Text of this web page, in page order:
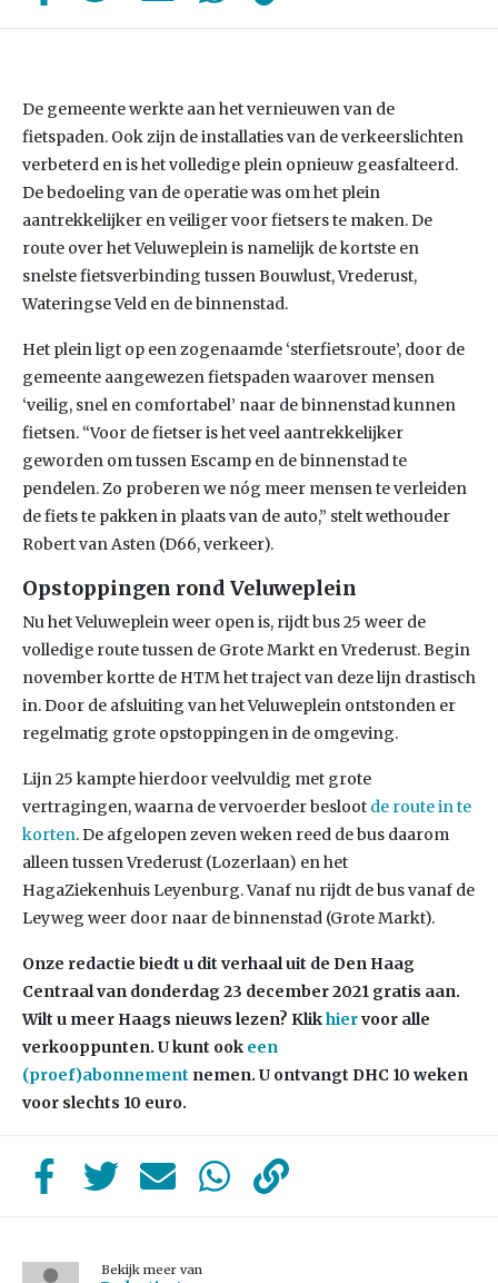
De gemeente werkte aan het vernieuwen van de
fietspaden. Ook zijn de installaties van de verkeerslichten
verbeterd en is het volledige plein opnieuw geasfalteerd.
De bedoeling van de operatie was om het plein
aantrekkelijker en veiliger voor fietsers te maken. De
route over het Veluweplein is namelijk de kortste en
snelste fietsverbinding tussen Bouwlust, Vrederust,
Wateringse Veld en de binnenstad.
Het plein ligt op een zogenaamde ‘sterfietsroute’, door de
gemeente aangewezen fietspaden waarover mensen
‘veilig, snel en comfortabel’ naar de binnenstad kunnen
fietsen. “Voor de fietser is het veel aantrekkelijker
geworden om tussen Escamp en de binnenstad te
pendelen. Zo proberen we nóg meer mensen te verleiden
de fiets te pakken in plaats van de auto,” stelt wethouder
Robert van Asten (D66, verkeer).
Opstoppingen rond Veluweplein
Nu het Veluweplein weer open is, rijdt bus 25 weer de
volledige route tussen de Grote Markt en Vrederust. Begin
november kortte de HTM het traject van deze lijn drastisch
in. Door de afsluiting van het Veluweplein ontstonden er
regelmatig grote opstoppingen in de omgeving.
Lijn 25 kampte hierdoor veelvuldig met grote
vertragingen, waarna de vervoerder besloot de route in te
korten. De afgelopen zeven weken reed de bus daarom
alleen tussen Vrederust (Lozerlaan) en het
HagaZiekenhuis Leyenburg. Vanaf nu rijdt de bus vanaf de
Leyweg weer door naar de binnenstad (Grote Markt).
Onze redactie biedt u dit verhaal uit de Den Haag
Centraal van donderdag 23 december 2021 gratis aan.
Wilt u meer Haags nieuws lezen? Klikhiervoor alle
verkooppunten. U kunt ook een
(proef)abonnement nemen. U ontvangt DHC 10 weken
voor slechts 10 euro.
Bekijk meer van